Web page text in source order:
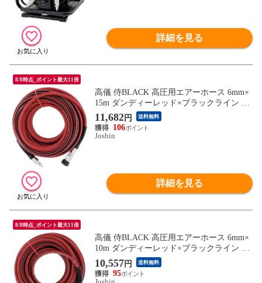
詳細を見る
8/8時点_ポイント最大11倍
高儀 侍BLACK 高圧用エアーホース 6mm×
15m ダンディーレッド×ブラックライン 80
6061312 【返品種別B】
11,682円 送料無料
106
Joshin
詳細を見る
8/8時点_ポイント最大11倍
高儀 侍BLACK 高圧用エアーホース 6mm×
10m ダンディーレッド×ブラックライン 80
6061311 【返品種別B】
10,557 円 送料無料
95